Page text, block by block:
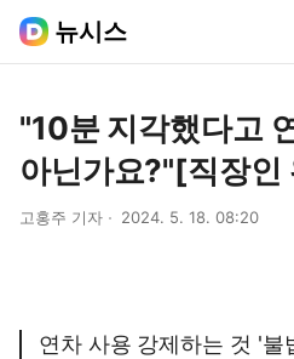
뉴시스
"10분 지각했다고
아닌가요?"[직장인
고홍주 기자 2024. 5. 18. 08:20
연차 사용 강제하는 것 '